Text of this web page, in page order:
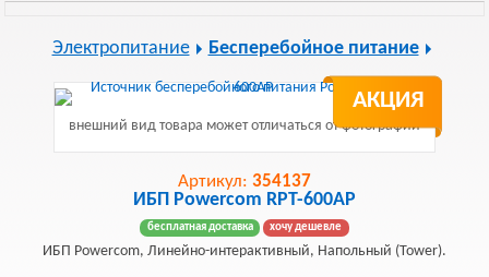
Электропитание Бесперебойное питание
АКЦИЯ
внешний вид товара может отличаться от фотографии
Артикул: 354137
ИБП Powercom RPT-600AP
бесплатная доставка хочу дешевле
ИБП Powercom, Линейно-интерактивный, Напольный (Tower).